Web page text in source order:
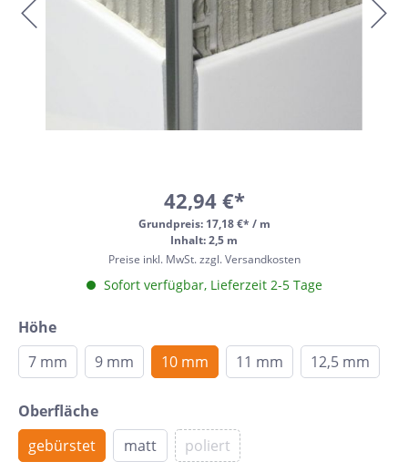
42,94 €*
Grundpreis: 17,18 €* / m
Inhalt: 2,5 m
Preise inkl. MwSt. zzgl. Versandkosten
Sofort verfügbar, Lieferzeit 2-5 Tage
Höhe
7 mm
9 mm 10 mm 11 mm 12,5 mm
Oberfläche
gebürstet
matt poliert